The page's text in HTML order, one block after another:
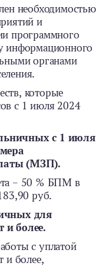
необходимостью
и
программного
информационного
органами
которые
с 1 июля 2024
с 1 июля
(МЗП).
– 50 % БПМ в
руб.
для
и более.
с уплатой
и более,